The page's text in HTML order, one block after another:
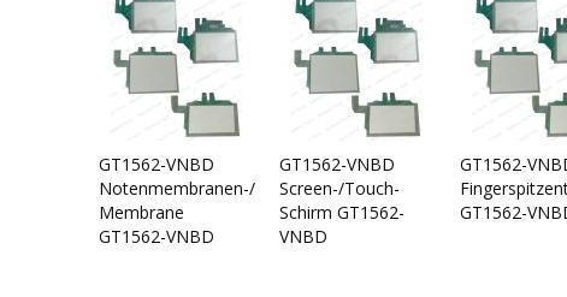
GT1562-VNBD
Notenmembranen-/Touch-
Membrane
GT1562-VNBD
GT1562-VNBD
Screen-/Touch-
Schirm GT1562-
VNBD
GT1562-
GT1562-